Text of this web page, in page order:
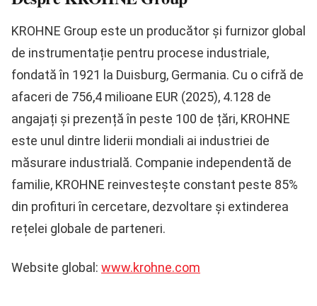
KROHNE Group este un producător și furnizor global
de instrumentație pentru procese industriale,
fondată în 1921 la Duisburg, Germania. Cu o cifră de
afaceri de 756,4 milioane EUR (2025), 4.128 de
angajați și prezență în peste 100 de țări, KROHNE
este unul dintre liderii mondiali ai industriei de
măsurare industrială. Companie independentă de
familie, KROHNE reinvestește constant peste 85%
din profituri în cercetare, dezvoltare și extinderea
rețelei globale de parteneri.
Website global: www.krohne.com